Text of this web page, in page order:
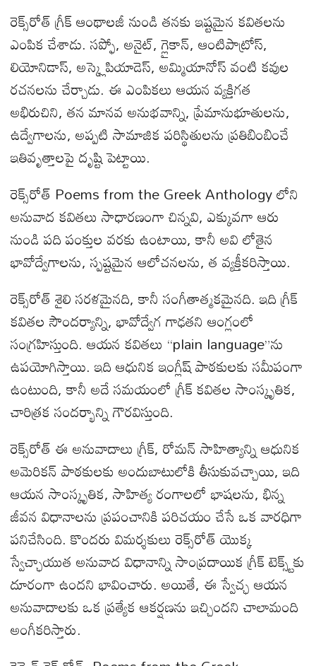
రెక్స్‌రోత్ గ్రీక్ ఆంథాలజీ నుండి తనకు ఇష్టమైన కవితలను
ఎంపిక చేశాడు. సప్ఫో, అనైట్, గ్లైకాన్, ఆంటిపాట్రోస్,
లియోనిడాస్, అస్క్లెపియాడెస్, అమ్మియానోస్ వంటి కవుల
రచనలను చేర్చాడు. ఈ ఎంపికలు ఆయన వ్యక్తిగత
అభిరుచిని, తన మానవ అనుభవాన్ని, ప్రేమానుభూతులను,
ఉద్వేగాలను, అప్పటి సామాజిక పరిస్థితులను ప్రతిబింబించే
ఇతివృత్తాలపై దృష్టి పెట్టాయి.
రెక్స్‌రోత్ Poems from the Greek Anthology లోని
అనువాద కవితలు సాధారణంగా చిన్నవి, ఎక్కువగా ఆరు
నుండి పది పంక్తుల వరకు ఉంటాయి, కానీ అవి లోతైన
భావోద్వేగాలను, స్పష్టమైన ఆలోచనలను, త వ్యక్తీకరిస్తాయి.
రెక్స్‌రోత్ శైలి సరళమైనది, కానీ సంగీతాత్మకమైనది. ఇది గ్రీక్
కవితల సౌందర్యాన్ని, భావోద్వేగ గాఢతని ఆంగ్లంలో
సంగ్రహిస్తుంది. ఆయన కవితలు “plain language”ను
ఉపయోగిస్తాయి. ఇది ఆధునిక ఇంగ్లీష్ పాఠకులకు సమీపంగా
ఉంటుంది, కానీ అదే సమయంలో గ్రీక్ కవితల సాంస్కృతిక,
చారిత్రక సందర్భాన్ని గౌరవిస్తుంది.
రెక్స్‌రోత్ ఈ అనువాదాలు గ్రీక్, రోమన్ సాహిత్యాన్ని ఆధునిక
అమెరికన్ పాఠకులకు అందుబాటులోకి తీసుకువచ్చాయి, ఇది
ఆయన సాంస్కృతిక, సాహిత్య రంగాలలో భాషలను, భిన్న
జీవన విధానాలను ప్రపంచానికి పరిచయం చేసే ఒక వారధిగా
పనిచేసింది. కొందరు విమర్శకులు రెక్స్‌రోత్ యొక్క
స్వేచ్ఛాయుత అనువాద విధానాన్ని సాంప్రదాయిక గ్రీక్ టెక్స్ట్‌కు
దూరంగా ఉందని భావించారు. అయితే, ఈ స్వేచ్ఛ ఆయన
అనువాదాలకు ఒక ప్రత్యేక ఆకర్షణను ఇచ్చిందని చాలామంది
అంగీకరిస్తారు.